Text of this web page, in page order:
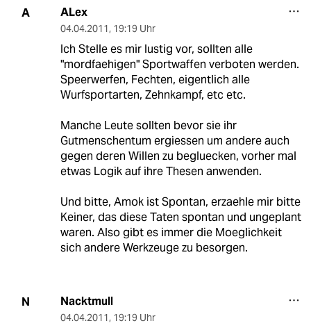
A ALex
04.04.2011, 19:19 Uhr
Ich Stelle es mir lustig vor, sollten alle
"mordfaehigen" Sportwaffen verboten werden.
Speerwerfen, Fechten, eigentlich alle
Wurfsportarten, Zehnkampf, etc etc.
Manche Leute sollten bevor sie ihr
Gutmenschentum ergiessen um andere auch
gegen deren Willen zu begluecken, vorher mal
etwas Logik auf ihre Thesen anwenden.
Und bitte, Amok ist Spontan, erzaehle mir bitte
Keiner, das diese Taten spontan und ungeplant
waren. Also gibt es immer die Moeglichkeit
sich andere Werkzeuge zu besorgen.
N Nacktmull
04.04.2011, 19:19 Uhr